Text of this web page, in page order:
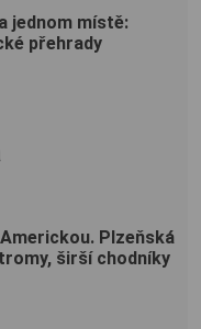
jednom místě:
přehrady
Plzeňská
širší chodníky